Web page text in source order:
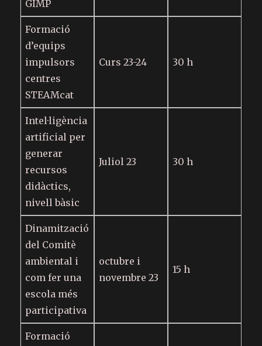
GIMP
Formació
d’equips
impulsors
centres
STEAMcat
Curs 23-24 30 h
Intel·ligència
artificial per
generar
recursos
didàctics,
nivell bàsic
Juliol 23 30 h
Dinamització
del Comitè
ambiental i
com fer una
escola més
participativa
octubre i
novembre 23
15 h
Formació